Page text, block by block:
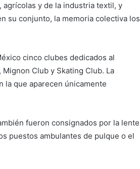
y de la industria textil, y
su conjunto, la memoria colectiva los
cinco clubes dedicados al
Club y Skating Club. La
la que aparecen únicamente
fueron consignados por la lente
puestos ambulantes de pulque o el